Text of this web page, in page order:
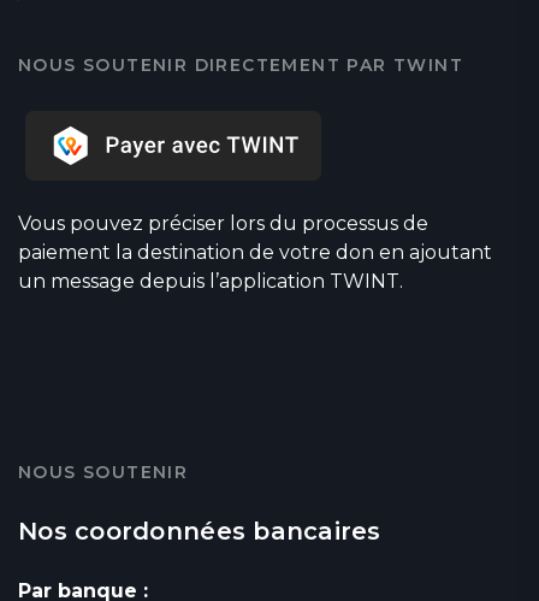
NOUS SOUTENIR DIRECTEMENT PAR TWINT
Vous pouvez préciser lors du processus de
paiement la destination de votre don en ajoutant
un message depuis l’application TWINT.
NOUS SOUTENIR
Nos coordonnées bancaires
Par banque :